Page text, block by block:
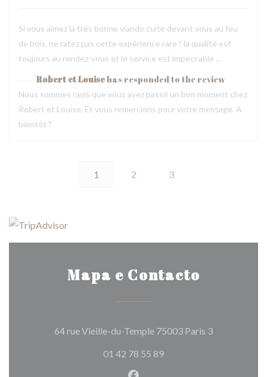
Si vous aimez la très bonne viande cuite devant vous au feu
de bois, ne ratez pas cette expérience rare ! la qualité est
toujours au rendez-vous et le service est impeccable …
Robert et Louisehas responded to the review
Nous sommes ravis que vous ayez passé un bon moment chez
Robert et Louise, Et vous remercions pour votre message. A
bientôt ?
1 2 3
Mapa e Contacto
64 rue Vieille-du-Temple 75003 Paris 3((abre numa
01 42 78 55 89